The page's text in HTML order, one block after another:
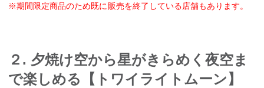
※期間限定商品のため既に販売を終了している店舗もあります。
２. 夕焼け空から星がきらめく夜空ま
で楽しめる【トワイライトムーン】